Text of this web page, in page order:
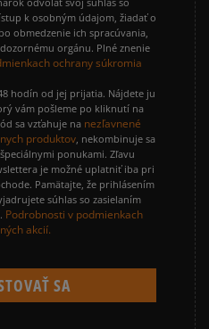
k osobným údajom, žiadať o
obmedzenie ich spracúvania,
orgánu. Plné znenie
ochrany súkromia
hodín od jej prijatia. Nájdete ju
vám pošleme po kliknutí na
sa vzťahuje na nezľavnené
produktov, nekombinuje sa
ponukami. Zľavu
je možné uplatniť iba pri
Pamätajte, že prihlásením
súhlas so zasielaním
Podrobnosti v podmienkach
akcií.